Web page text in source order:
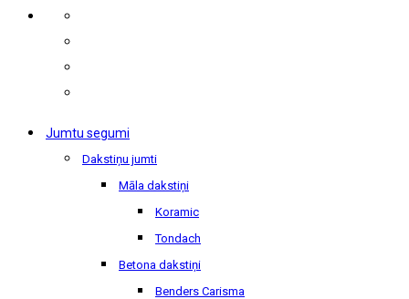
Jumtu segumi
Dakstiņu jumti
Māla dakstiņi
Koramic
Tondach
Betona dakstiņi
Benders Carisma